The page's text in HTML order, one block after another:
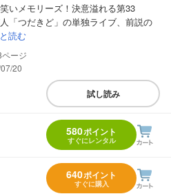
いメモリーズ！決意溢れる第33
「つだきど」の単独ライブ、前説の
読む
20
試し読み
580ポイント
すぐにレンタル
640ポイント
すぐに購入